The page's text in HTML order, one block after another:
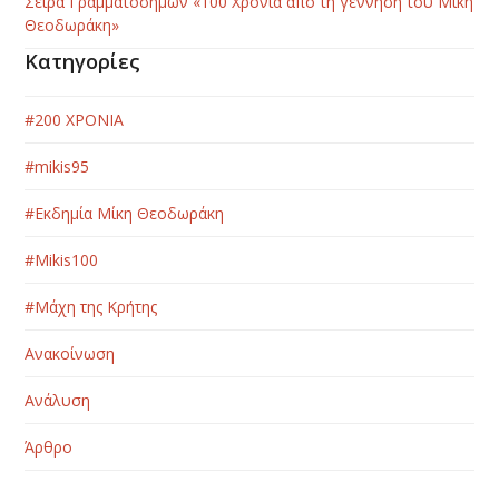
Θεοδωράκη»
Κατηγορίες
#200 ΧΡΟΝΙΑ
#mikis95
#Εκδημία Μίκη Θεοδωράκη
#Μikis100
#Μάχη της Κρήτης
Ανακοίνωση
Ανάλυση
Άρθρο